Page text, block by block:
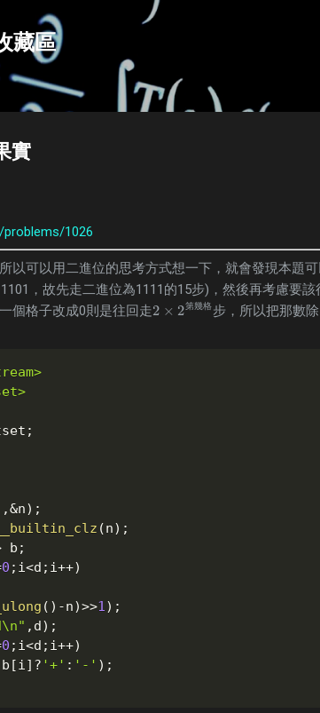
藏區
實
1026
以可以用二進位的思考方式想一下，就會發現本題
，故先走二進位為1111的15步)，然後再考慮要
個格子改成0則是往回走2 × 2第幾格
2 ×2 第幾格步，所以把那數
;
,&n) ;
(n) ;
b ;
0 ; i<d ; i++)
( ) -n)>>1) ;
, d) ;
0 ; i<d ; i++)
b [i] ? '+' : '-' ) ;